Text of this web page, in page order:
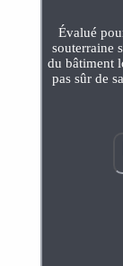
Évalué
souterraine
du bâtiment
pas sûr de